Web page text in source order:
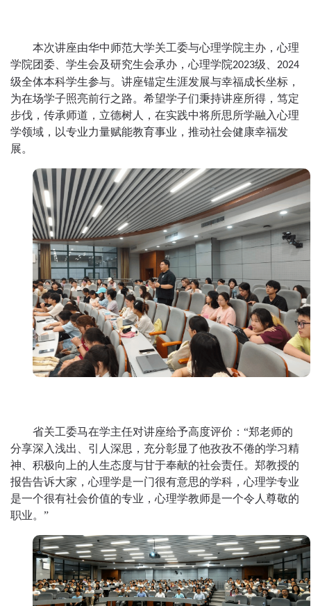
本次讲座由华中师范大学关工委与心理学院主办，心理
学院团委、学生会及研究生会承办 ， 心理学院2023级、 2024
级全体本科学生参与。 讲座锚定生涯发展与幸福成长坐标，
为在场学子照亮前行之路。 希望学子们秉持讲座所得，笃定
步伐， 传承师道，立德树人，在实践中将所思所学融入心理
学领域，以专业力量赋能教育事业，推动社会健康幸福发
展。
省关工委马在学主任对讲座给予高度评价： “郑老师的
分享深入浅出、引人深思，充分彰显了他孜孜不倦的学习精
神、积极向上的人生态度与甘于奉献的社会责任。 郑教授的
报告告诉大家 ， 心理学是一门很有意思的学科，心理学专业
是一个很有社会价值的专业， 心理学教师是一个令人尊敬的
职业。 ”